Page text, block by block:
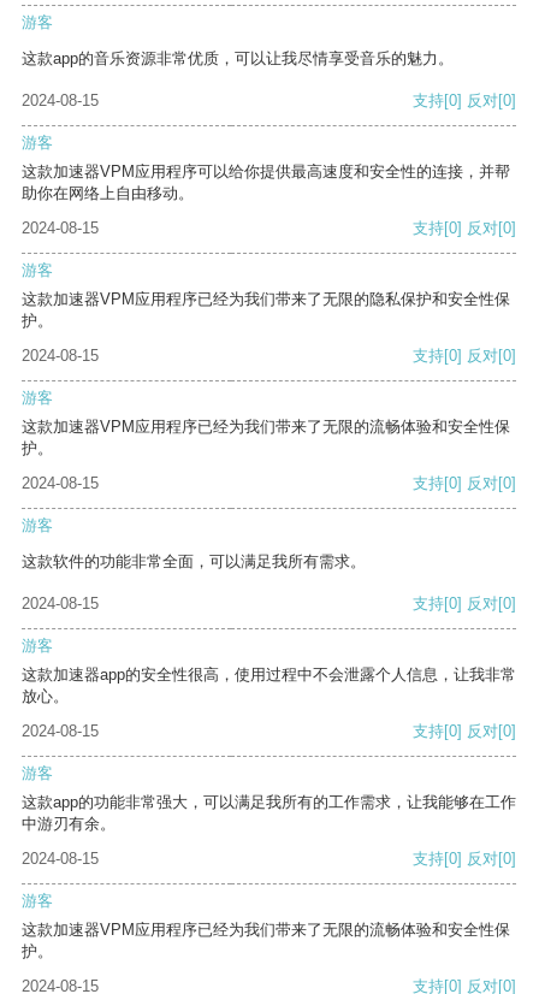
游客
这款app的音乐资源非常优质，可以让我尽情享受音乐的魅力。
2024-08-15 支持[0] 反对[0]
游客
这款加速器VPM应用程序可以给你提供最高速度和安全性的连接，并帮
助你在网络上自由移动。
2024-08-15
支持[0] 反对[0]
游客
这款加速器VPM应用程序已经为我们带来了无限的隐私保护和安全性保
护。
2024-08-15
支持[0] 反对[0]
游客
这款加速器VPM应用程序已经为我们带来了无限的流畅体验和安全性保
护。
2024-08-15
支持[0] 反对[0]
游客
这款软件的功能非常全面，可以满足我所有需求。
2024-08-15 支持[0] 反对[0]
游客
这款加速器app的安全性很高，使用过程中不会泄露个人信息，让我非常
放心。
2024-08-15
支持[0] 反对[0]
游客
这款app的功能非常强大，可以满足我所有的工作需求，让我能够在工作
中游刃有余。
2024-08-15
支持[0] 反对[0]
游客
这款加速器VPM应用程序已经为我们带来了无限的流畅体验和安全性保
护。
2024-08-15
支持[0] 反对[0]